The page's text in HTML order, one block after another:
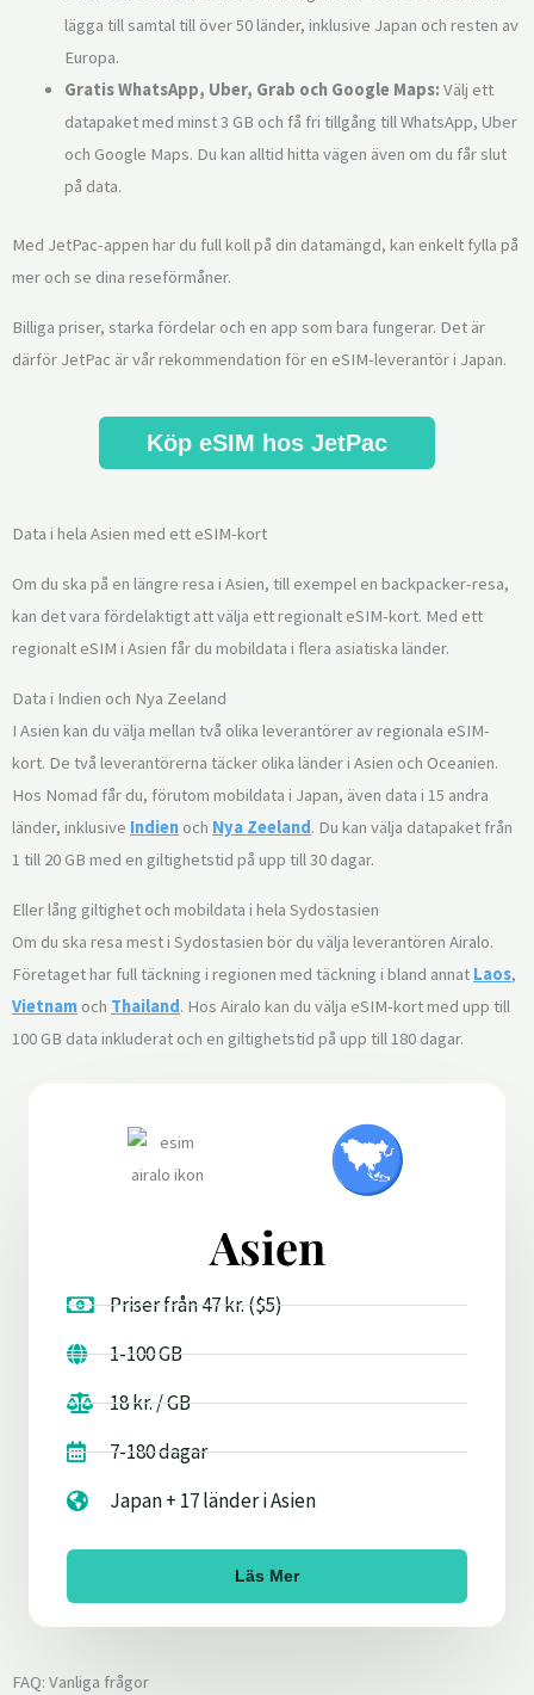
lägga till samtal till över 50 länder, inklusive Japan och resten av
Europa.
Gratis WhatsApp, Uber, Grab och Google Maps: Välj ett
datapaket med minst 3 GB och få fri tillgång till WhatsApp, Uber
och Google Maps. Du kan alltid hitta vägen även om du får slut
på data.
Med JetPac-appen har du full koll på din datamängd, kan enkelt fylla på
mer och se dina reseförmåner.
Billiga priser, starka fördelar och en app som bara fungerar. Det är
därför JetPac är vår rekommendation för en eSIM-leverantör i Japan.
Köp eSIM hos JetPac
Data i hela Asien med ett eSIM-kort
Om du ska på en längre resa i Asien, till exempel en backpacker-resa,
kan det vara fördelaktigt att välja ett regionalt eSIM-kort. Med ett
regionalt eSIM i Asien får du mobildata i flera asiatiska länder.
Data i Indien och Nya Zeeland
I Asien kan du välja mellan två olika leverantörer av regionala eSIM-
kort. De två leverantörerna täcker olika länder i Asien och Oceanien.
Hos Nomad får du, förutom mobildata i Japan, även data i 15 andra
länder, inklusive Indien och Nya Zeeland. Du kan välja datapaket från
1 till 20 GB med en giltighetstid på upp till 30 dagar.
Eller lång giltighet och mobildata i hela Sydostasien
Om du ska resa mest i Sydostasien bör du välja leverantören Airalo.
Företaget har full täckning i regionen med täckning i bland annat Laos,
Vietnam och Thailand. Hos Airalo kan du välja eSIM-kort med upp till
100 GB data inkluderat och en giltighetstid på upp till 180 dagar.
Asien
Priser från 47 kr. ($5)
1-100 GB
18 kr. / GB
7-180 dagar
Japan + 17 länder i Asien
Läs Mer
FAQ: Vanliga frågor